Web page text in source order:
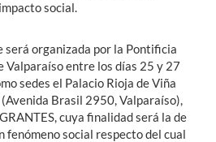
social.
será organizada por la Pontificia
Valparaíso entre los días 25 y 27
sedes el Palacio Rioja de Viña
Brasil 2950, Valparaíso),
cuya finalidad será la de
social respecto del cual